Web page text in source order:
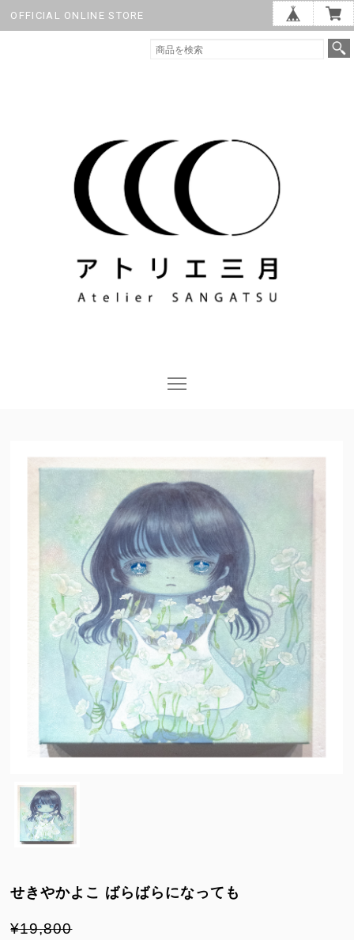
OFFICIAL ONLINE STORE
せきやかよこ ばらばらになっても
¥19,800